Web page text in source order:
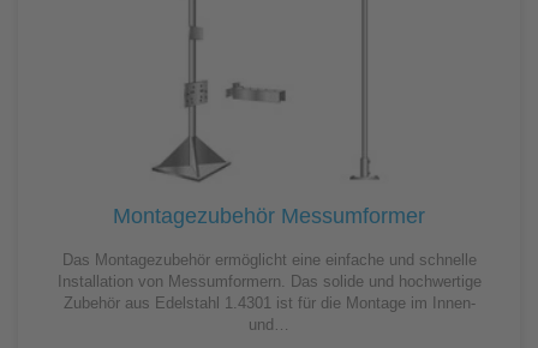
Montagezubehör Messumformer
Das Montagezubehör ermöglicht eine einfache und schnelle
Installation von Messumformern. Das solide und hochwertige
Zubehör aus Edelstahl 1.4301 ist für die Montage im Innen-
und…